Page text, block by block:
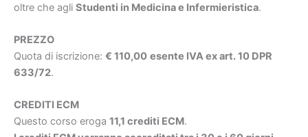
oltre che agli Studenti in Medicina e Infermieristica.
PREZZO
Quota di iscrizione: € 110,00 esente IVA ex art. 10 DPR
633/72.
CREDITI ECM
Questo corso eroga 11,1 crediti ECM.